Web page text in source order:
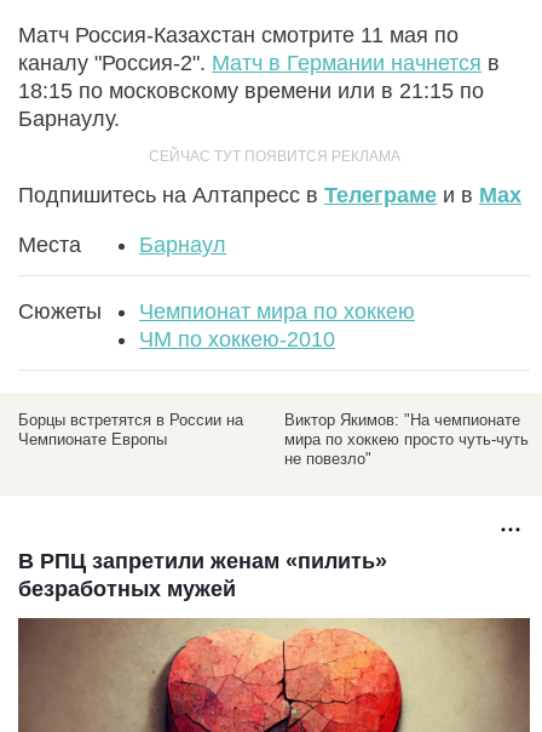
Матч Россия-Казахстан смотрите 11 мая по
каналу "Россия-2". Матч в Германии начнется в
18:15 по московскому времени или в 21:15 по
Барнаулу.
Подпишитесь на Алтапресс в Телеграме и в Max
Места Барнаул
Сюжеты
Чемпионат мира по хоккею
ЧМ по хоккею-2010
Борцы встретятся в России на
Чемпионате Европы
Виктор Якимов: "На чемпионате
мира по хоккею просто чуть-чуть
не повезло"
В РПЦ запретили женам «пилить»
безработных мужей